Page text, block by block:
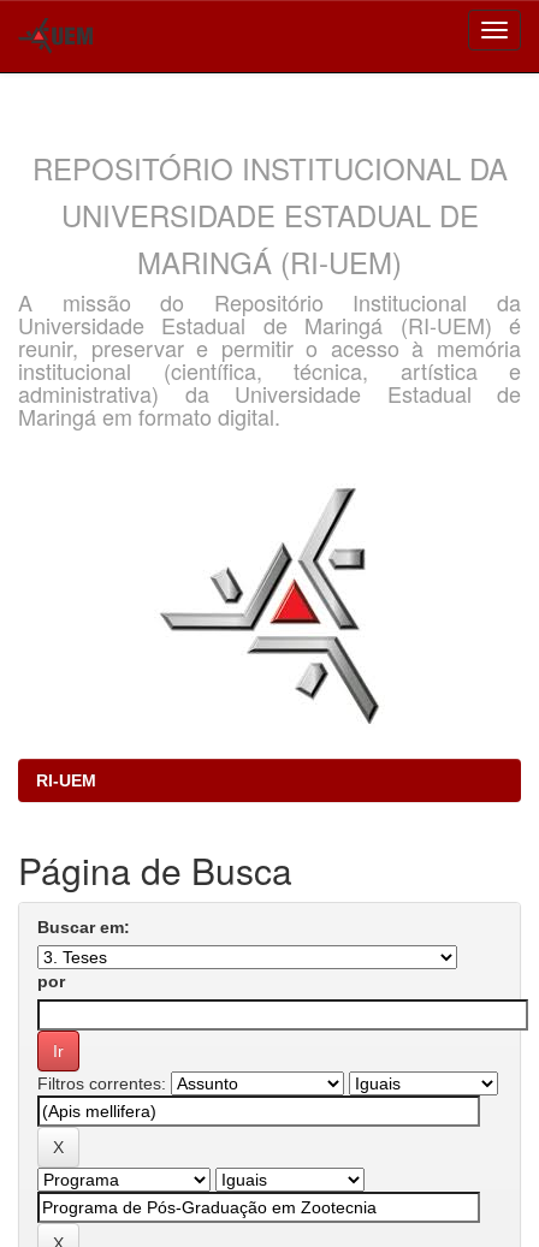
REPOSITÓRIO INSTITUCIONAL DA
UNIVERSIDADE ESTADUAL DE
MARINGÁ (RI-UEM)
A missão do Repositório Institucional da
Universidade Estadual de Maringá (RI-UEM) é
reunir, preservar e permitir o acesso à memória
institucional (científica, técnica, artística e
administrativa) da Universidade Estadual de
Maringá em formato digital.
RI-UEM
Página de Busca
Buscar em:
por
Filtros correntes: